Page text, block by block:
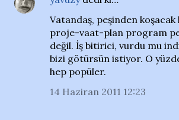
Vatandaş, peşinden
proje-vaat-plan program
değil. İş bitirici, vurdu mu
bizi götürsün istiyor. O
hep popüler.
14 Haziran 2011 12:23